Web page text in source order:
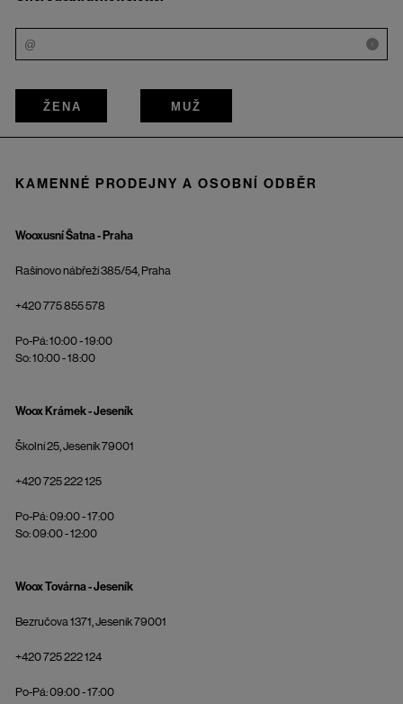
i
ŽENA MUŽ
KAMENNÉ PRODEJNY A OSOBNÍ ODBĚR
Wooxusní Šatna - Praha
Rašínovo nábřeží 385/54, Praha
+420 775 855 578
Po-Pá: 10:00 - 19:00
So: 10:00 - 18:00
Woox Krámek - Jeseník
Školní 25, Jeseník 79001
+420 725 222 125
Po-Pá: 09:00 - 17:00
So: 09:00 - 12:00
Woox Továrna - Jeseník
Bezručova 1371, Jeseník 79001
+420 725 222 124
Po-Pá: 09:00 - 17:00